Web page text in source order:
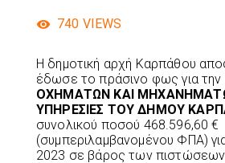
740 VIEWS
Η δημοτική αρχή Καρπάθου
έδωσε το πράσινο φως για την
ΟΧΗΜΑΤΩΝ ΚΑΙ
ΥΠΗΡΕΣΙΕΣ ΤΟΥ ΔΗΜΟΥ
συνολικού ποσού 468.596,60 €
(συμπεριλαμβανομένου ΦΠΑ)
2023 σε βάρος των πιστώσεων